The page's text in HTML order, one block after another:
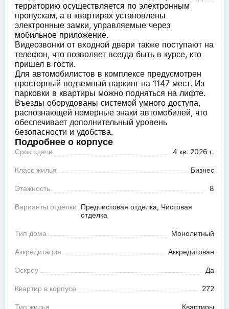
территорию осуществляется по электронным
пропускам, а в квартирах установлены
электронные замки, управляемые через
мобильное приложение.
Видеозвонки от входной двери также поступают на
телефон, что позволяет всегда быть в курсе, кто
пришел в гости.
Для автомобилистов в комплексе предусмотрен
просторный подземный паркинг на 1147 мест. Из
парковки в квартиры можно подняться на лифте.
Въезды оборудованы системой умного доступа,
распознающей номерные знаки автомобилей, что
обеспечивает дополнительный уровень
безопасности и удобства.
Подробнее о корпусе
Срок сдачи 4 кв. 2026 г.
Класс жилья Бизнес
Этажность 8
Варианты отделки Предчистовая отделка, Чистовая
отделка
Тип дома Монолитный
Аккредитация Аккредитован
Эскроу Да
Квартир в корпусе 272
Тип жилья Квартиры